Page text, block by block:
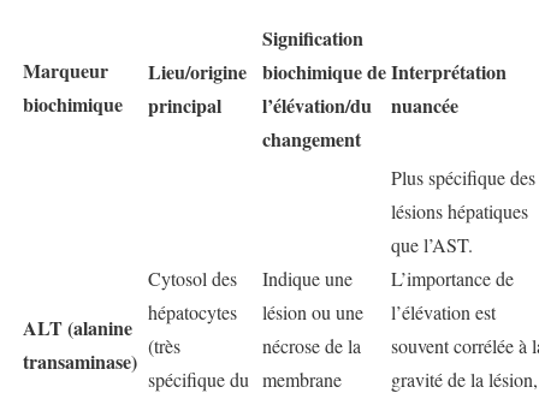
Marqueur
biochimique
Lieu/origine
principal
Signification
biochimique de
l’élévation/du
changement
Interprétation
nuancée
ALT (alanine
transaminase)
Cytosol des
hépatocytes
(très
spécifique du
Indique une
lésion ou une
nécrose de la
membrane
Plus spécifique des
lésions hépatiques
que l’AST.
L’importance de
l’élévation est
souvent corrélée à
gravité de la lésion,